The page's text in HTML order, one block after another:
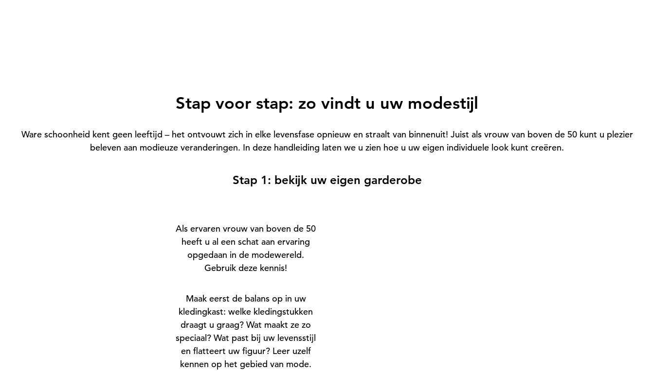
Stap voor stap: zo vindt u uw modestijl
Ware schoonheid kent geen leeftijd – het ontvouwt zich in elke levensfase opnieuw en straalt van binnenuit! Juist als vrouw van boven de 50 kunt u plezier
beleven aan modieuze veranderingen. In deze handleiding laten we u zien hoe u uw eigen individuele look kunt creëren.
Stap 1: bekijk uw eigen garderobe
Als ervaren vrouw van boven de 50
heeft u al een schat aan ervaring
opgedaan in de modewereld.
Gebruik deze kennis!
Maak eerst de balans op in uw
kledingkast: welke kledingstukken
draagt u graag? Wat maakt ze zo
speciaal? Wat past bij uw levensstijl
en flatteert uw figuur? Leer uzelf
kennen op het gebied van mode.